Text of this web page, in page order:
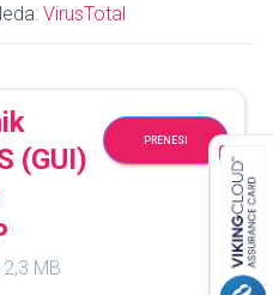
VirusTotal
(GUI)
MB
PRENESI